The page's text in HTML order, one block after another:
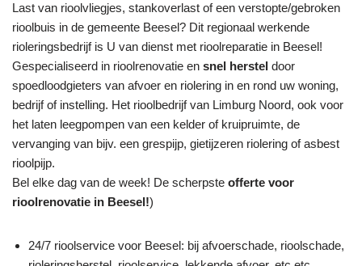
Last van rioolvliegjes, stankoverlast of een verstopte/gebroken
rioolbuis in de gemeente Beesel? Dit regionaal werkende
rioleringsbedrijf is U van dienst met rioolreparatie in Beesel!
Gespecialiseerd in rioolrenovatie en snel herstel door
spoedloodgieters van afvoer en riolering in en rond uw woning,
bedrijf of instelling. Het rioolbedrijf van Limburg Noord, ook voor
het laten leegpompen van een kelder of kruipruimte, de
vervanging van bijv. een grespijp, gietijzeren riolering of asbest
rioolpijp.
Bel elke dag van de week! De scherpste offerte voor
rioolrenovatie in Beesel!)
24/7 rioolservice voor Beesel: bij afvoerschade, rioolschade,